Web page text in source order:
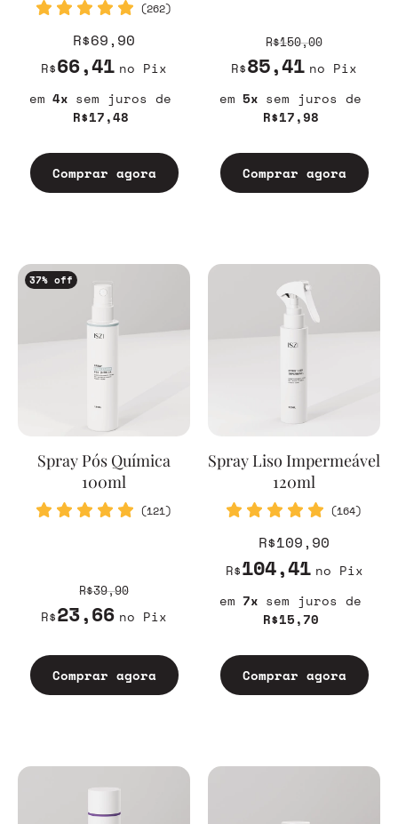
(262)
R$69,90
R$66,41 no Pix
4
R$17,48
sem juros
Comprar agora
R$150,00
R$85,41 no Pix
5
R$17,98
sem juros
Comprar agora
37% off
Spray Pós Química
100ml
(121)
R$39,90
R$23,66 no Pix
Comprar agora
Spray Liso Impermeável
120ml
(164)
R$109,90
R$104,41 no Pix
7
R$15,70
sem juros
Comprar agora